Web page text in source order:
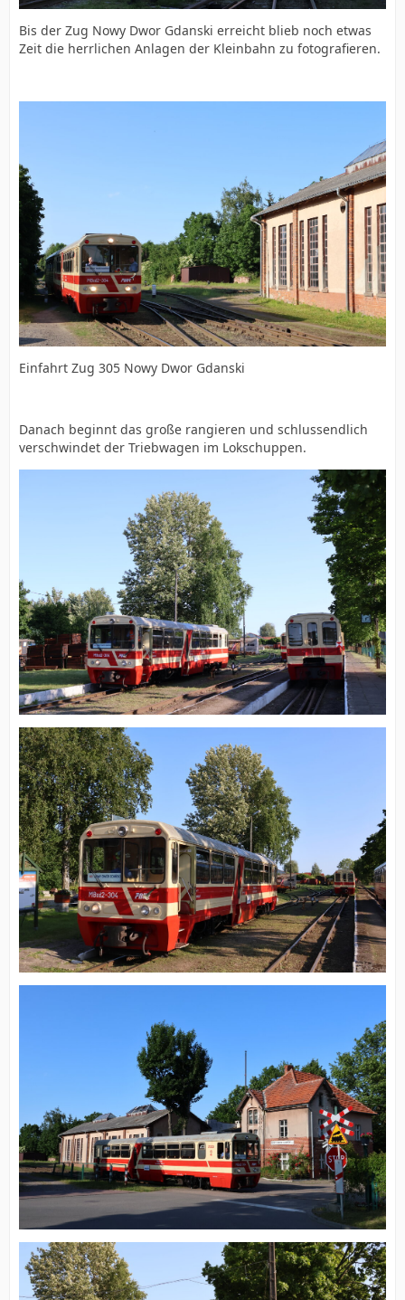
Bis der Zug Nowy Dwor Gdanski erreicht blieb noch etwas
Zeit die herrlichen Anlagen der Kleinbahn zu fotografieren.
Einfahrt Zug 305 Nowy Dwor Gdanski
Danach beginnt das große rangieren und schlussendlich
verschwindet der Triebwagen im Lokschuppen.